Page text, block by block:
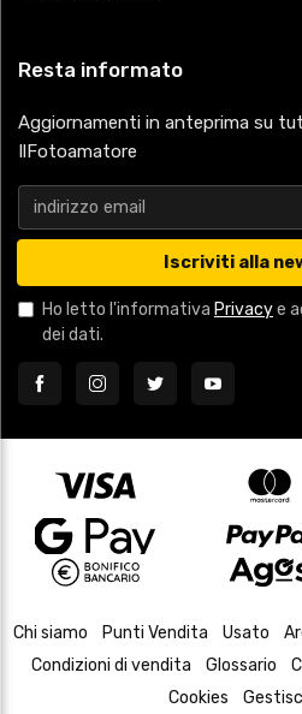
Resta informato
Aggiornamenti in anteprima su
IlFotoamatore
Iscriviti alla
Ho letto l'informativa Privacye
dei dati.
Chi siamo Punti Vendita Usato
Condizioni di vendita
Glossario
Cookies